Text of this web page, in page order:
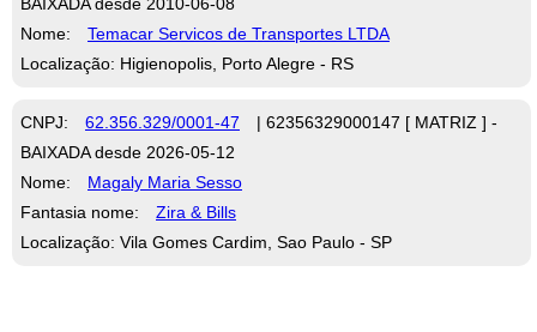
Nome:
Temacar Servicos de Transportes LTDA
Localização: Higienopolis, Porto Alegre - RS
CNPJ: 62.356.329/0001-47
| 62356329000147 [ MATRIZ ] -
BAIXADA desde 2026-05-12
Nome:
Magaly Maria Sesso
Fantasia nome:
Zira & Bills
Localização: Vila Gomes Cardim, Sao Paulo - SP